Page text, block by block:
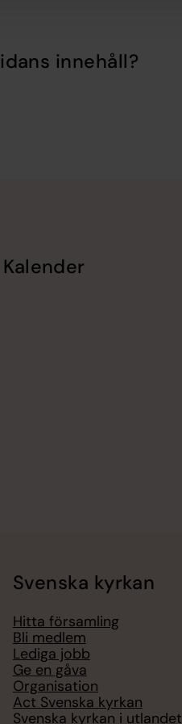
innehåll?
Kalender
Svenska kyrkan
Hitta församling
Bli medlem
Lediga jobb
Ge en gåva
Organisation
Act Svenska kyrkan
Svenska kyrkan i utlandet